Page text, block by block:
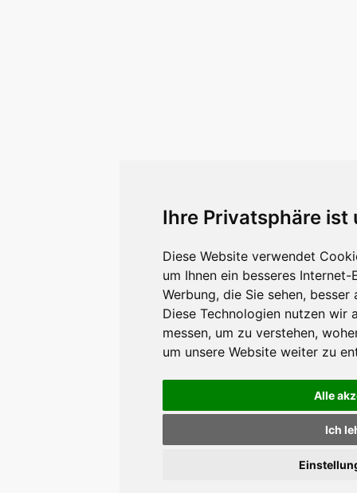
Ihre Privatsphäre ist
Diese Website verwendet
um Ihnen ein besseres
Werbung, die Sie sehen,
Diese Technologien nutzen wir
messen, um zu verstehen,
um unsere Website weiter zu
Alle
Ich